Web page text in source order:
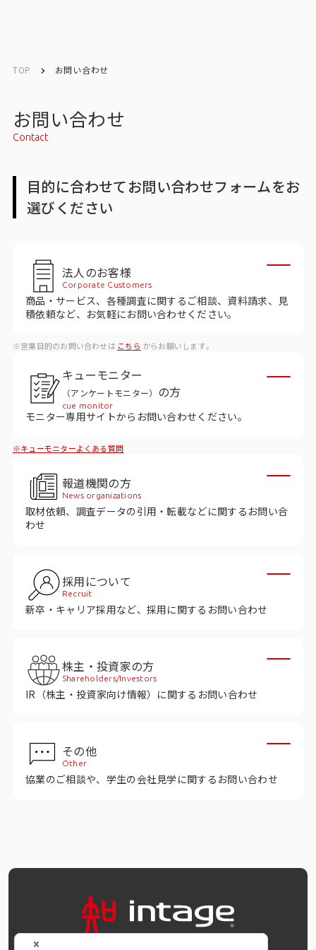
トップ
サービストップ
マーケティングリサーチ
マーケティング支援
マーケティングDX
課題から探す
市場・顧客理解に関する課題
戦略設計に関する課題
施策実行に関する課題
モニタリング／フォローに関する課題
事例紹介
コーポレートサイト
TOP お問い合わせ
お問い合わせ
Contact
目的に合わせてお問い合わせフォームをお
選びください
法人のお客様
Corporate Customers
商品・サービス、各種調査に関するご相談、資料請求、見
積依頼など、お気軽にお問い合わせください。
※営業目的のお問い合わせは こちら からお願いします。
キューモニター
（アンケートモニター） の方
cue monitor
モニター専用サイトからお問い合わせください。
※キューモニターよくある質問
報道機関の方
News organizations
取材依頼、調査データの引用・転載などに関するお問い合
わせ
採用について
Recruit
新卒・キャリア採用など、採用に関するお問い合わせ
株主・投資家の方
Shareholders/Investors
IR（株主・投資家向け情報）に関するお問い合わせ
その他
Other
協業のご相談や、学生の会社見学に関するお問い合わせ